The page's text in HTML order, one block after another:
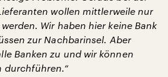
wollen mittlerweile nur
Wir haben hier keine Bank
zur Nachbarinsel. Aber
Banken zu und wir können
durchführen.“